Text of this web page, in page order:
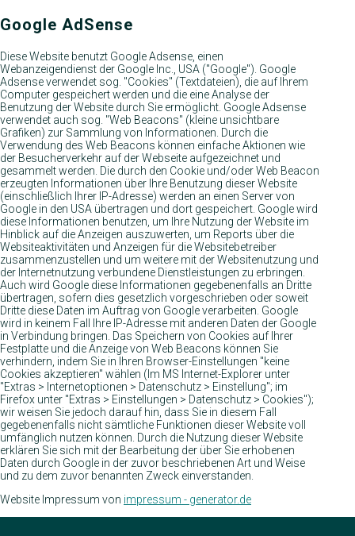
Google AdSense
Diese Website benutzt Google Adsense, einen
Webanzeigendienst der Google Inc., USA ("Google"). Google
Adsense verwendet sog. "Cookies" (Textdateien), die auf Ihrem
Computer gespeichert werden und die eine Analyse der
Benutzung der Website durch Sie ermöglicht. Google Adsense
verwendet auch sog. "Web Beacons" (kleine unsichtbare
Grafiken) zur Sammlung von Informationen. Durch die
Verwendung des Web Beacons können einfache Aktionen wie
der Besucherverkehr auf der Webseite aufgezeichnet und
gesammelt werden. Die durch den Cookie und/oder Web Beacon
erzeugten Informationen über Ihre Benutzung dieser Website
(einschließlich Ihrer IP-Adresse) werden an einen Server von
Google in den USA übertragen und dort gespeichert. Google wird
diese Informationen benutzen, um Ihre Nutzung der Website im
Hinblick auf die Anzeigen auszuwerten, um Reports über die
Websiteaktivitäten und Anzeigen für die Websitebetreiber
zusammenzustellen und um weitere mit der Websitenutzung und
der Internetnutzung verbundene Dienstleistungen zu erbringen.
Auch wird Google diese Informationen gegebenenfalls an Dritte
übertragen, sofern dies gesetzlich vorgeschrieben oder soweit
Dritte diese Daten im Auftrag von Google verarbeiten. Google
wird in keinem Fall Ihre IP-Adresse mit anderen Daten der Google
in Verbindung bringen. Das Speichern von Cookies auf Ihrer
Festplatte und die Anzeige von Web Beacons können Sie
verhindern, indem Sie in Ihren Browser-Einstellungen "keine
Cookies akzeptieren" wählen (Im MS Internet-Explorer unter
"Extras > Internetoptionen > Datenschutz > Einstellung"; im
Firefox unter "Extras > Einstellungen > Datenschutz > Cookies");
wir weisen Sie jedoch darauf hin, dass Sie in diesem Fall
gegebenenfalls nicht sämtliche Funktionen dieser Website voll
umfänglich nutzen können. Durch die Nutzung dieser Website
erklären Sie sich mit der Bearbeitung der über Sie erhobenen
Daten durch Google in der zuvor beschriebenen Art und Weise
und zu dem zuvor benannten Zweck einverstanden.
Website Impressum von impressum - generator.de